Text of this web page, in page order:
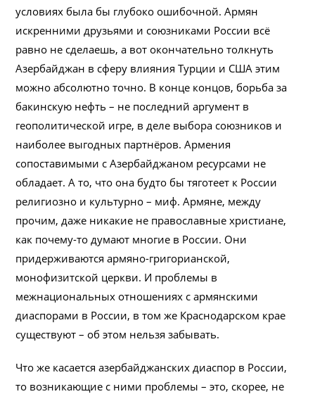
условиях была бы глубоко ошибочной. Армян
искренними друзьями и союзниками России всё
равно не сделаешь, а вот окончательно толкнуть
Азербайджан в сферу влияния Турции и США этим
можно абсолютно точно. В конце концов, борьба за
бакинскую нефть – не последний аргумент в
геополитической игре, в деле выбора союзников и
наиболее выгодных партнёров. Армения
сопоставимыми с Азербайджаном ресурсами не
обладает. А то, что она будто бы тяготеет к России
религиозно и культурно – миф. Армяне, между
прочим, даже никакие не православные христиане,
как почему-то думают многие в России. Они
придерживаются армяно-григорианской,
монофизитской церкви. И проблемы в
межнациональных отношениях с армянскими
диаспорами в России, в том же Краснодарском крае
существуют – об этом нельзя забывать.
Что же касается азербайджанских диаспор в России,
то возникающие с ними проблемы – это, скорее, не